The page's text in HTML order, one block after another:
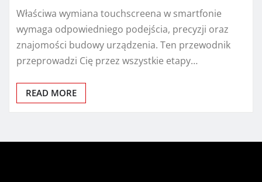
Właściwa wymiana touchscreena w smartfonie
wymaga odpowiedniego podejścia, precyzji oraz
znajomości budowy urządzenia. Ten przewodnik
przeprowadzi Cię przez wszystkie etapy…
READ MORE